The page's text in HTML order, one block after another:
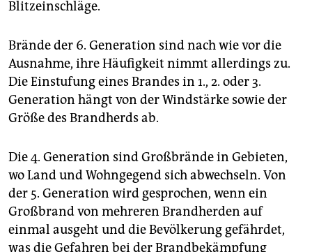
Blitzeinschläge.
Brände der 6. Generation sind nach wie vor die
Ausnahme, ihre Häufigkeit nimmt allerdings zu.
Die Einstufung eines Brandes in 1., 2. oder 3.
Generation hängt von der Windstärke sowie der
Größe des Brandherds ab.
Die 4. Generation sind Großbrände in Gebieten,
wo Land und Wohngegend sich abwechseln. Von
der 5. Generation wird gesprochen, wenn ein
Großbrand von mehreren Brandherden auf
einmal ausgeht und die Bevölkerung gefährdet,
was die Gefahren bei der Brandbekämpfung